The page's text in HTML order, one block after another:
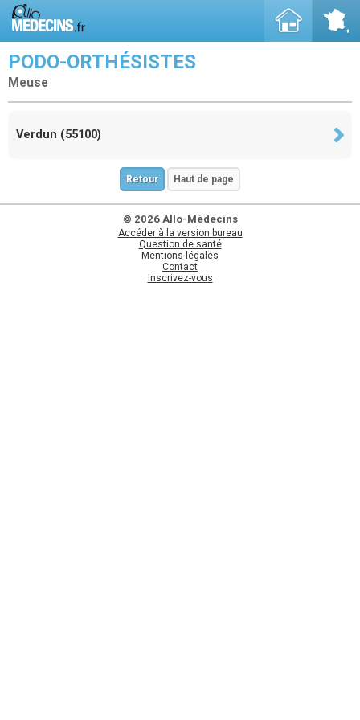
PODO-ORTHÉSISTES
Meuse
Verdun (55100)
Retour Haut de page
© 2026 Allo-Médecins
Accéder à la version bureau
Question de santé
Mentions légales
Contact
Inscrivez-vous